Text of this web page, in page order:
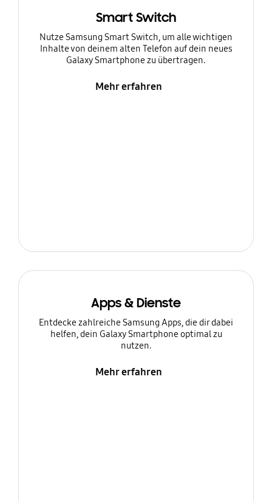
Smart Switch
Nutze Samsung Smart Switch, um alle wichtigen
Inhalte von deinem alten Telefon auf dein neues
Galaxy Smartphone zu übertragen.
Mehr erfahren
Apps & Dienste
Entdecke zahlreiche Samsung Apps, die dir dabei
helfen, dein Galaxy Smartphone optimal zu
nutzen.
Mehr erfahren